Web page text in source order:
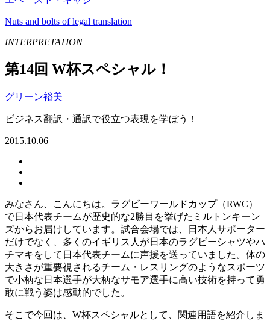
Nuts and bolts of legal translation
INTERPRETATION
第14回 W杯スペシャル！
グリーン裕美
ビジネス翻訳・通訳で役立つ表現を学ぼう！
2015.10.06
みなさん、こんにちは。ラグビーワールドカップ（RWC）
で日本代表チームが歴史的な2勝目を挙げたミルトンキーン
ズからお届けしています。試合会場では、日本人サポーター
だけでなく、多くのイギリス人が日本のラグビーシャツやハ
チマキをして日本代表チームに声援を送っていました。体の
大きさが重要視されるチーム・レスリングのようなスポーツ
で小柄な日本選手が大柄なサモア選手に高い技術を持って勇
敢に戦う姿は感動的でした。
そこで今回は、W杯スペシャルとして、関連用語を紹介しま